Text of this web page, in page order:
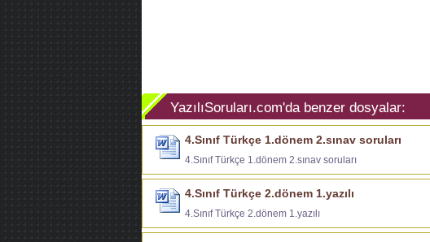
YazılıSoruları.com'da benzer dosyalar:
4.Sınıf Türkçe 1.dönem 2.sınav soruları
4.Sınıf Türkçe 1.dönem 2.sınav soruları
4.Sınıf Türkçe 2.dönem 1.yazılı
4.Sınıf Türkçe 2.dönem 1.yazılı